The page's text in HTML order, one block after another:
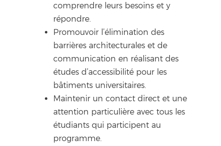
comprendre leurs besoins et y
répondre.
Promouvoir l’élimination des
barrières architecturales et de
communication en réalisant des
études d’accessibilité pour les
bâtiments universitaires.
Maintenir un contact direct et une
attention particulière avec tous les
étudiants qui participent au
programme.